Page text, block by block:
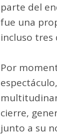
parte del
fue una
incluso tres
Por
cierre,
junto a su